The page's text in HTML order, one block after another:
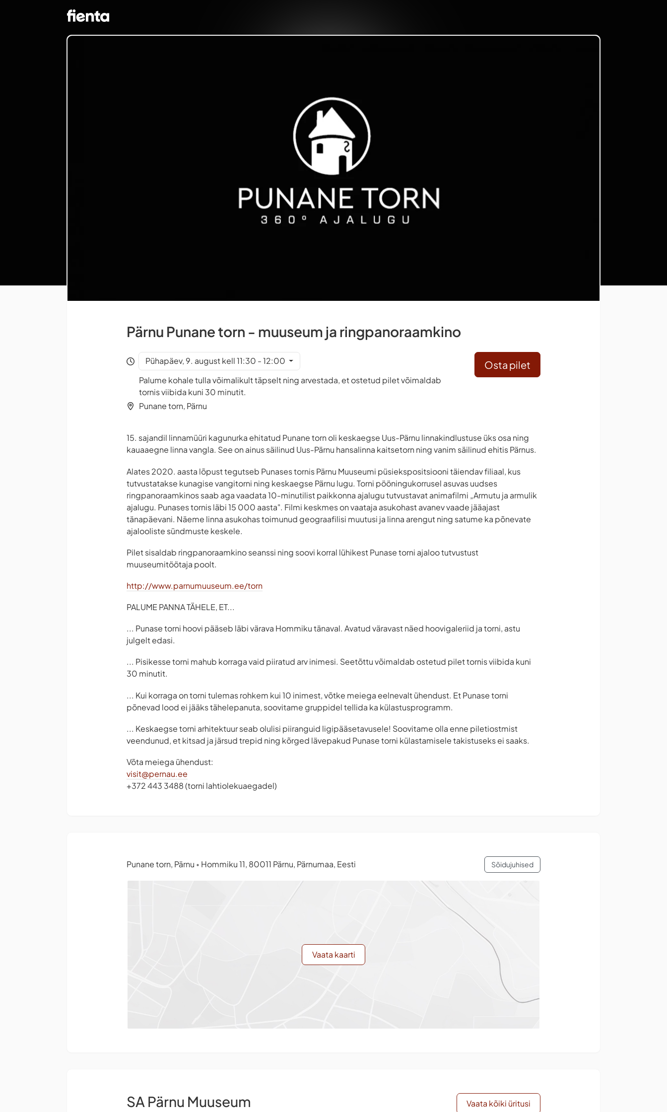
Pärnu Punane torn - muuseum ja ringpanoraamkino
Pühapäev, 9. august kell 11:30 - 12:00
Palume kohale tulla võimalikult täpselt ning arvestada, et ostetud pilet võimaldab
tornis viibida kuni 30 minutit.
Punane torn, Pärnu
Osta pilet
15. sajandil linnamüüri kagunurka ehitatud Punane torn oli keskaegse Uus-Pärnu linnakindlustuse üks osa ning
kauaaegne linna vangla. See on ainus säilinud Uus-Pärnu hansalinna kaitsetorn ning vanim säilinud ehitis Pärnus.
Alates 2020. aasta lõpust tegutseb Punases tornis Pärnu Muuseumi püsiekspositsiooni täiendav filiaal, kus
tutvustatakse kunagise vangitorni ning keskaegse Pärnu lugu. Torni pööningukorrusel asuvas uudses
ringpanoraamkinos saab aga vaadata 10-minutilist paikkonna ajalugu tutvustavat animafilmi „Armutu ja armulik
ajalugu. Punases tornis läbi 15 000 aasta". Filmi keskmes on vaataja asukohast avanev vaade jääajast
tänapäevani. Näeme linna asukohas toimunud geograafilisi muutusi ja linna arengut ning satume ka põnevate
ajalooliste sündmuste keskele.
Pilet sisaldab ringpanoraamkino seanssi ning soovi korral lühikest Punase torni ajaloo tutvustust
muuseumitöötaja poolt.
http://www.parnumuuseum.ee/torn
PALUME PANNA TÄHELE, ET...
... Punase torni hoovi pääseb läbi värava Hommiku tänaval. Avatud väravast näed hoovigaleriid ja torni, astu
julgelt edasi.
... Pisikesse torni mahub korraga vaid piiratud arv inimesi. Seetõttu võimaldab ostetud pilet tornis viibida kuni
30 minutit.
... Kui korraga on torni tulemas rohkem kui 10 inimest, võtke meiega eelnevalt ühendust. Et Punase torni
põnevad lood ei jääks tähelepanuta, soovitame gruppidel tellida ka külastusprogramm.
... Keskaegse torni arhitektuur seab olulisi piiranguid ligipääsetavusele! Soovitame olla enne piletiostmist
veendunud, et kitsad ja järsud trepid ning kõrged lävepakud Punase torni külastamisele takistuseks ei saaks.
Võta meiega ühendust:
visit@pernau.ee
+372 443 3488 (torni lahtiolekuaegadel)
Punane torn, Pärnu • Hommiku 11, 80011 Pärnu, Pärnumaa, Eesti Sõidujuhised
Vaata kaarti
SA Pärnu Muuseum Vaata kõiki üritusi